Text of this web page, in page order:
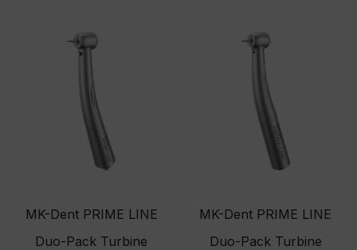
MK-Dent PRIME LINE
Duo-Pack Turbine
MK-Dent PRIME LINE
Duo-Pack Turbine